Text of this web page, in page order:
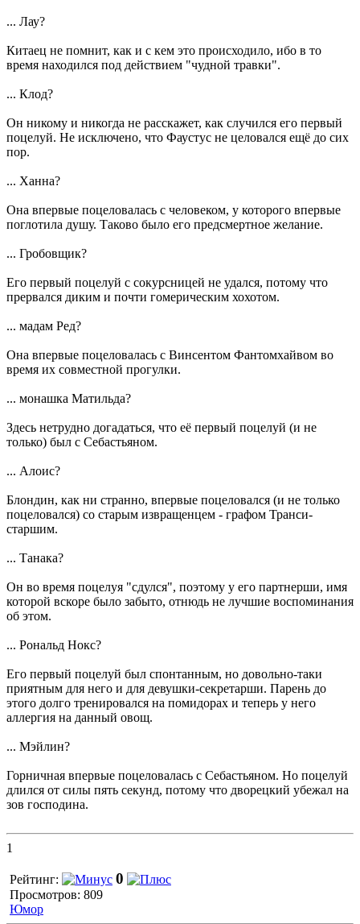
... Лау?
Китаец не помнит, как и с кем это происходило, ибо в то
время находился под действием "чудной травки".
... Клод?
Он никому и никогда не расскажет, как случился его первый
поцелуй. Не исключено, что Фаустус не целовался ещё до сих
пор.
... Ханна?
Она впервые поцеловалась с человеком, у которого впервые
поглотила душу. Таково было его предсмертное желание.
... Гробовщик?
Его первый поцелуй с сокурсницей не удался, потому что
прервался диким и почти гомерическим хохотом.
... мадам Ред?
Она впервые поцеловалась с Винсентом Фантомхайвом во
время их совместной прогулки.
... монашка Матильда?
Здесь нетрудно догадаться, что её первый поцелуй (и не
только) был с Себастьяном.
... Алоис?
Блондин, как ни странно, впервые поцеловался (и не только
поцеловался) со старым извращенцем - графом Транси-
старшим.
... Танака?
Он во время поцелуя "сдулся", поэтому у его партнерши, имя
которой вскоре было забыто, отнюдь не лучшие воспоминания
об этом.
... Рональд Нокс?
Его первый поцелуй был спонтанным, но довольно-таки
приятным для него и для девушки-секретарши. Парень до
этого долго тренировался на помидорах и теперь у него
аллергия на данный овощ.
... Мэйлин?
Горничная впервые поцеловалась с Себастьяном. Но поцелуй
длился от силы пять секунд, потому что дворецкий убежал на
зов господина.
1
Рейтинг: 0
Просмотров: 809
Юмор